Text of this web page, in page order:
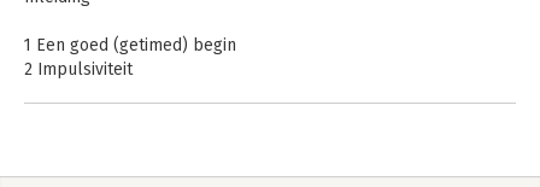
1 Een goed (getimed) begin
2 Impulsiviteit